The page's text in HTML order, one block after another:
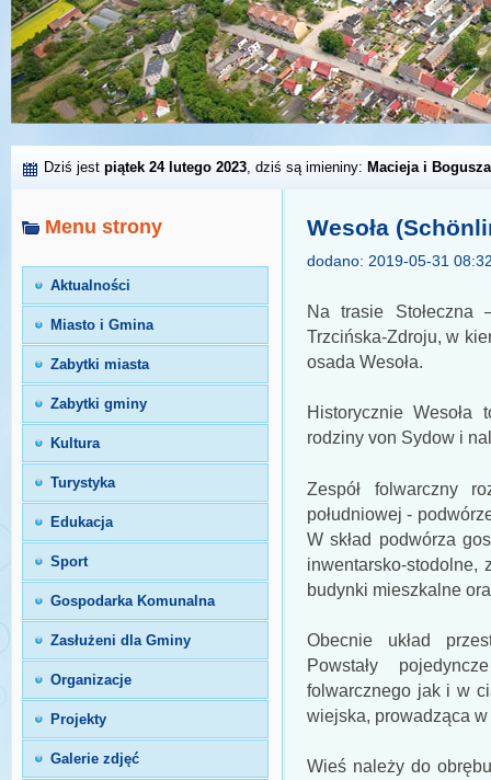
Dziś jest piątek 24 lutego 2023, dziś są imieniny: Macieja i Bogusza
Menu strony
Aktualności
Miasto i Gmina
Zabytki miasta
Zabytki gminy
Kultura
Turystyka
Edukacja
Sport
Gospodarka Komunalna
Zasłużeni dla Gminy
Organizacje
Projekty
Galerie zdjęć
Wesoła
dodano: 2019-05-31
Na trasie Stołeczna
Trzcińska-Zdroju, w
osada Wesoła.
Historycznie Wesoła
rodziny von Sydow i
Zespół folwarczny
południowej -
W skład podwórza
inwentarsko-stodolne,
budynki mieszkalne
Obecnie układ
Powstały
folwarcznego jak i w
wiejska, prowadząca
Wieś należy do